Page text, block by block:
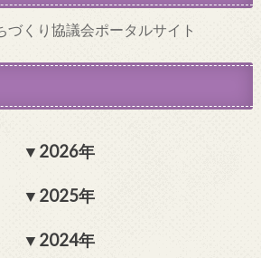
づくり協議会ポータルサイト
2026年
2025年
2024年